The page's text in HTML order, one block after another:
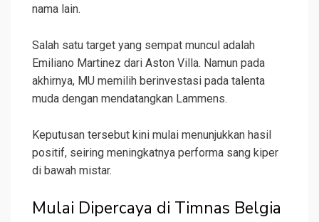
nama lain.
Salah satu target yang sempat muncul adalah
Emiliano Martinez dari Aston Villa. Namun pada
akhirnya, MU memilih berinvestasi pada talenta
muda dengan mendatangkan Lammens.
Keputusan tersebut kini mulai menunjukkan hasil
positif, seiring meningkatnya performa sang kiper
di bawah mistar.
Mulai Dipercaya di Timnas Belgia